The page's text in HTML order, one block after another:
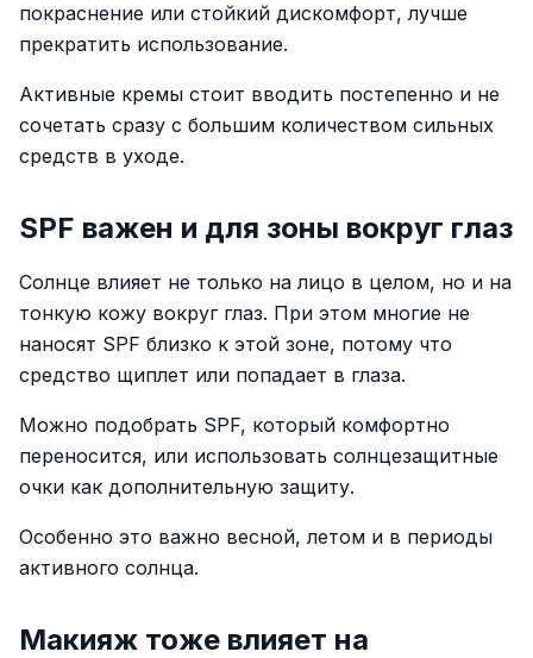
покраснение или стойкий дискомфорт, лучше
прекратить использование.
Активные кремы стоит вводить постепенно и не
сочетать сразу с большим количеством сильных
средств в уходе.
SPF важен и для зоны вокруг глаз
Солнце влияет не только на лицо в целом, но и на
тонкую кожу вокруг глаз. При этом многие не
наносят SPF близко к этой зоне, потому что
средство щиплет или попадает в глаза.
Можно подобрать SPF, который комфортно
переносится, или использовать солнцезащитные
очки как дополнительную защиту.
Особенно это важно весной, летом и в периоды
активного солнца.
Макияж тоже влияет на